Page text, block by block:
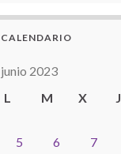
CALENDARIO
junio 2023
L
M X J
5
6 7